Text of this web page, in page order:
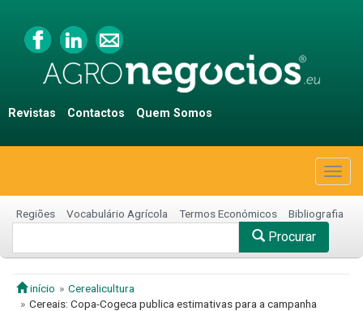
Revistas Contactos Quem Somos
Regiões Vocabulário Agrícola Termos Económicos Bibliografia
Procurar
início
Cerealicultura
Cereais: Copa-Cogeca publica estimativas para a campanha